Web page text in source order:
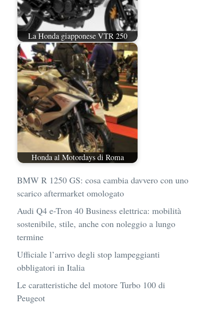
La Honda giapponese VTR 250
Honda al Motordays di Roma
BMW R 1250 GS: cosa cambia davvero con uno
scarico aftermarket omologato
Audi Q4 e-Tron 40 Business elettrica: mobilità
sostenibile, stile, anche con noleggio a lungo
termine
Ufficiale l’arrivo degli stop lampeggianti
obbligatori in Italia
Le caratteristiche del motore Turbo 100 di
Peugeot